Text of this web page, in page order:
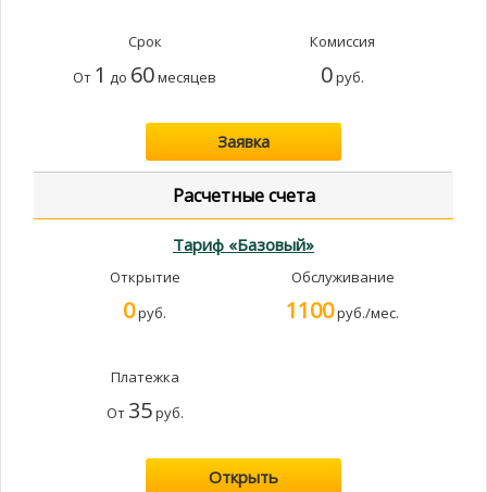
Срок
От 1 до 60месяцев
Комиссия
0руб.
Заявка
Расчетные счета
Тариф «Базовый»
Открытие
0руб.
Обслуживание
1100руб./мес.
Платежка
От 35руб.
Открыть